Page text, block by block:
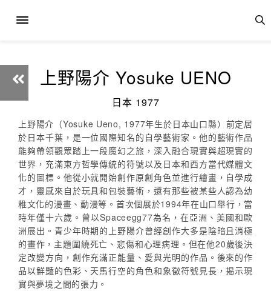
上野陽介 Yosuke UENO
日本 1977
上野陽介（Yosuke Ueno, 1977年生於日本山口縣）前定居
於日本千葉，是一位國際知名的自學藝術家。他的藝術作品
能夠帶領觀眾踏上一段魔幻之旅，深入融合現實與超現實的
世界，充滿東方哲學傳統的符號以及日本和西方當代媒體文
化的圖標。他從小就開始創作原創角色並進行繪畫，自學成
才，靈感來自於玩具和包裝藝術，還有那些被某些人認為幼
稚文化的漫畫、動漫等。首次個展於1994年在山口舉行，當
時年僅十六歲。曾以Spaceegg77為名，在亞洲、美國和歐
洲展出。青少年時期的上野陽介曾經創作大多是陰暗且消極
的畫作，主題圍繞死亡、悲傷和心理病理。但在他20歲後決
定改變方向，創作充滿正能量、愛與光明的作品。後來的作
品以鮮豔的色彩、天馬行空的角色和象徵符號見長，揭示現
實與夢境之間的張力。